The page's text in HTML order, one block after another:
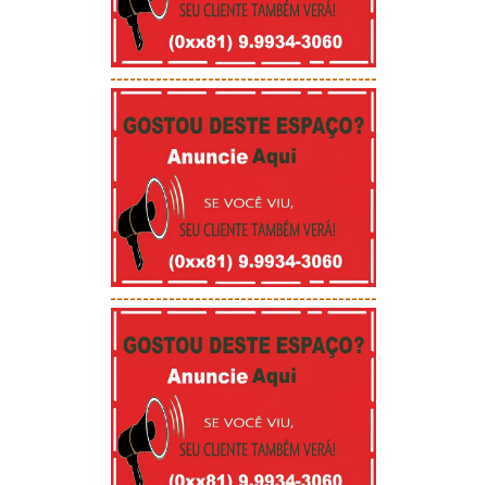
-----------------------------------------
-----------------------------------------